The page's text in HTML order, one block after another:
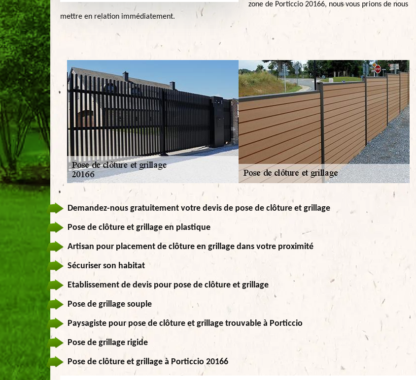
zone de Porticcio 20166, nous vous prions de nous
mettre en relation immédiatement.
Demandez-nous gratuitement votre devis de pose de clôture et grillage
Pose de clôture et grillage en plastique
Artisan pour placement de clôture en grillage dans votre proximité
Sécuriser son habitat
Etablissement de devis pour pose de clôture et grillage
Pose de grillage souple
Paysagiste pour pose de clôture et grillage trouvable à Porticcio
Pose de grillage rigide
Pose de clôture et grillage à Porticcio 20166